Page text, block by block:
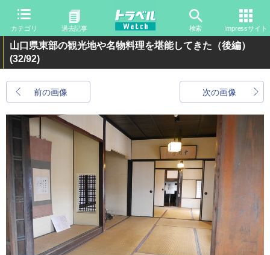
カテゴリ 過去記事 検索 Impressサイト
山口県東部の観光地や名物料理を堪能してきた（後編）
(32/92)
前の画像 次の画像